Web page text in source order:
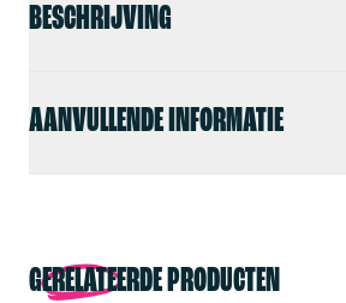
BESCHRIJVING
AANVULLENDE INFORMATIE
GERELATEERDE PRODUCTEN